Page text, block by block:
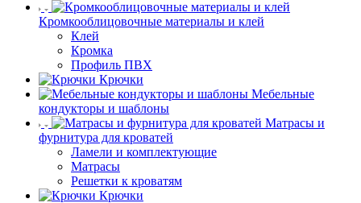
Кромкооблицовочные материалы и клей
Клей
Кромка
Профиль ПВХ
Крючки
Мебельные
кондукторы и шаблоны
Матрасы и
фурнитура для кроватей
Ламели и комплектующие
Матрасы
Решетки к кроватям
Крючки